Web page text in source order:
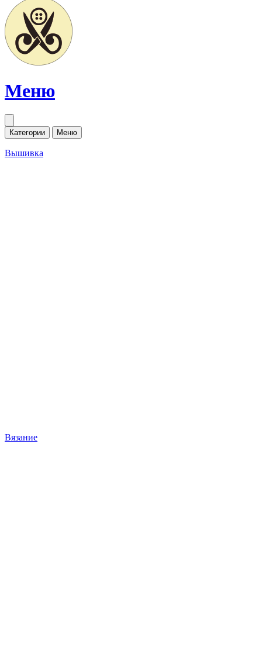
Меню
Категории Меню
Вышивка
Вязание